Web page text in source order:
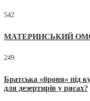
542
МАТЕРИНСЬКИЙ
249
Братська «броня» під
для дезертирів у рясах?